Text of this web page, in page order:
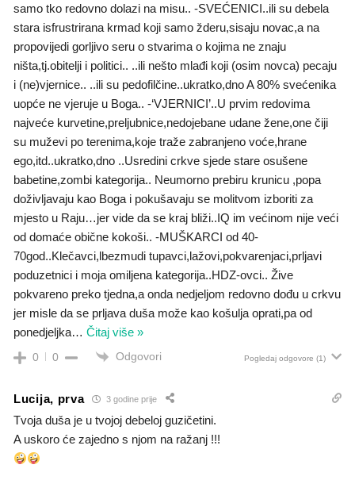
samo tko redovno dolazi na misu.. -SVEĆENICI..ili su debela
stara isfrustrirana krmad koji samo žderu,sisaju novac,a na
propovijedi gorljivo seru o stvarima o kojima ne znaju
ništa,tj.obitelji i politici.. ..ili nešto mlađi koji (osim novca) pecaju
i (ne)vjernice.. ..ili su pedofilčine..ukratko,dno A 80% svećenika
uopće ne vjeruje u Boga.. -‘VJERNICI’..U prvim redovima
najveće kurvetine,preljubnice,nedojebane udane žene,one čiji
su muževi po terenima,koje traže zabranjeno voće,hrane
ego,itd..ukratko,dno ..Usredini crkve sjede stare osušene
babetine,zombi kategorija.. Neumorno prebiru krunicu ,popa
doživljavaju kao Boga i pokušavaju se molitvom izboriti za
mjesto u Raju…jer vide da se kraj bliži..IQ im većinom nije veći
od domaće obične kokoši.. -MUŠKARCI od 40-
70god..Klečavci,lbezmudi tupavci,lažovi,pokvarenjaci,prljavi
poduzetnici i moja omiljena kategorija..HDZ-ovci.. Žive
pokvareno preko tjedna,a onda nedjeljom redovno dođu u crkvu
jer misle da se prljava duša može kao košulja oprati,pa od
ponedjeljka… Čitaj više »
0 0 Odgovori Pogledaj odgovore (1)
Lucija, prva 3 godine prije
Tvoja duša je u tvojoj debeloj guzičetini.
A uskoro će zajedno s njom na ražanj !!!